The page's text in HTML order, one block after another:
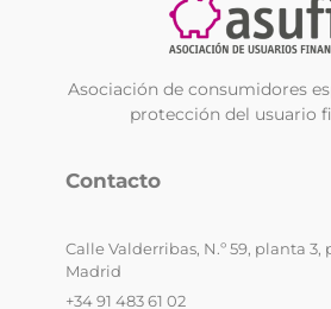
Asociación de consumidores
protección del usuario
Contacto
Calle Valderribas, N.º 59, planta 3,
Madrid
+34 91 483 61 02